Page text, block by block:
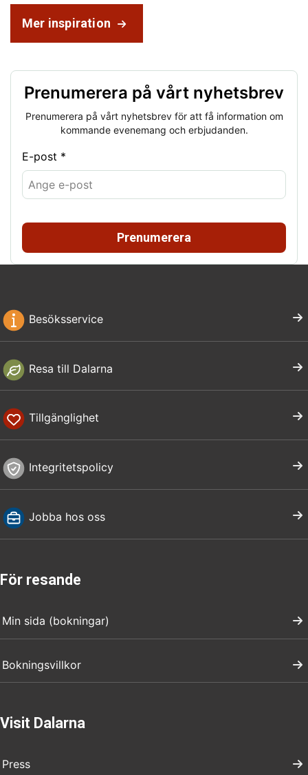
Mer inspiration
Prenumerera på vårt nyhetsbrev
Prenumerera på vårt nyhetsbrev för att få information om
kommande evenemang och erbjudanden.
E-post *
Prenumerera
Besöksservice
Resa till Dalarna
Tillgänglighet
Integritetspolicy
Jobba hos oss
För resande
Min sida (bokningar)
Bokningsvillkor
Visit Dalarna
Press